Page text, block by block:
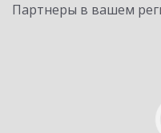
Партнеры в вашем